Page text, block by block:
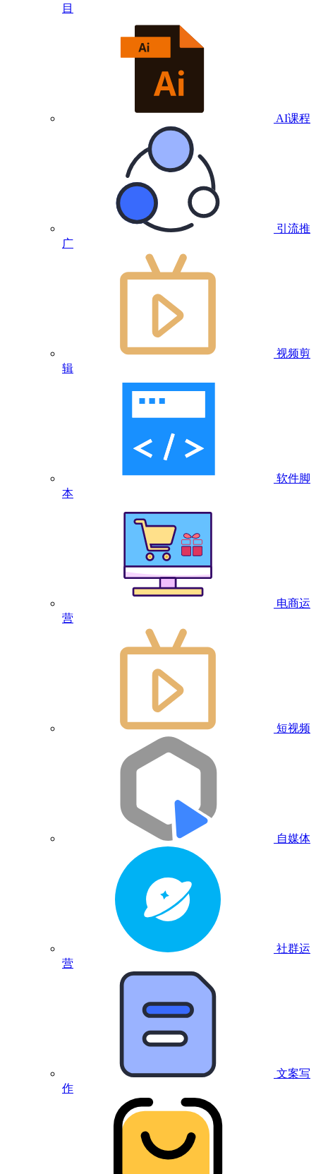
目
AI课程
引流推
广
视频剪
辑
软件脚
本
电商运
营
短视频
自媒体
社群运
营
文案写
作